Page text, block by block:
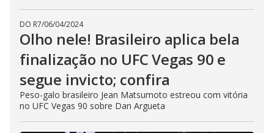
DO R7/06/04/2024
Olho nele! Brasileiro aplica bela
finalização no UFC Vegas 90 e
segue invicto; confira
Peso-galo brasileiro Jean Matsumoto estreou com vitória
no UFC Vegas 90 sobre Dan Argueta